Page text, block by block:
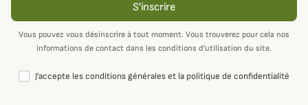
S'inscrire
Vous pouvez vous désinscrire à tout moment. Vous trouverez pour cela nos
informations de contact dans les conditions d'utilisation du site.
J'accepte les conditions générales et la politique de confidentialité